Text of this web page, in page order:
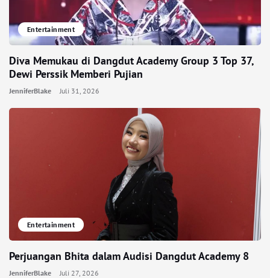
Entertainment
Diva Memukau di Dangdut Academy Group 3 Top 37,
Dewi Perssik Memberi Pujian
JenniferBlake Juli 31, 2026
Entertainment
Perjuangan Bhita dalam Audisi Dangdut Academy 8
JenniferBlake Juli 27, 2026